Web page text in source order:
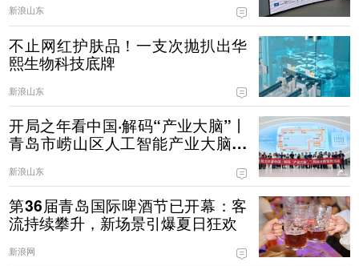
新浪山东
不止网红护肤品！一支次抛扒出华
熙生物科技底牌
新浪山东
开局之年看中国·解码“产业大脑”丨
青岛市崂山区人工智能产业大脑试
新浪山东
第36届青岛国际啤酒节已开幕：客
流持续攀升，新场景引爆夏日狂欢
新浪网